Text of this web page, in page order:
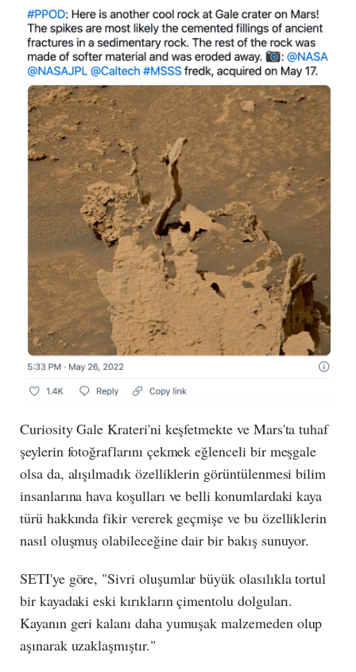
Curiosity Gale Krateri'ni keşfetmekte ve Mars'ta tuhaf
şeylerin fotoğraflarını çekmek eğlenceli bir meşgale
olsa da, alışılmadık özelliklerin görüntülenmesi bilim
insanlarına hava koşulları ve belli konumlardaki kaya
türü hakkında fikir vererek geçmişe ve bu özelliklerin
nasıl oluşmuş olabileceğine dair bir bakış sunuyor.
SETI'ye göre, "Sivri oluşumlar büyük olasılıkla tortul
bir kayadaki eski kırıkların çimentolu dolguları.
Kayanın geri kalanı daha yumuşak malzemeden olup
aşınarak uzaklaşmıştır."